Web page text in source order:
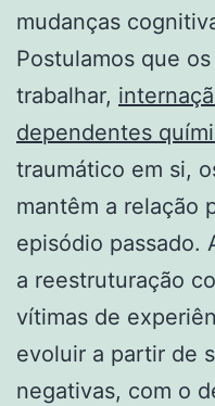
mudanças
Postulamos que
trabalhar,
dependentes
traumático em si,
mantêm a relação
episódio passado.
a reestruturação
vítimas de
evoluir a partir de
negativas, com o